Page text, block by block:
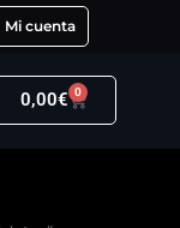
Mi cuenta
0,00€ 0
Carrito